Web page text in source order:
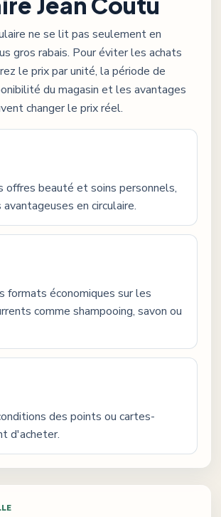
ne se lit pas seulement en
gros rabais. Pour éviter les achats
le prix par unité, la période de
du magasin et les avantages
changer le prix réel.
offres beauté et soins personnels,
en circulaire.
formats économiques sur les
comme shampooing, savon ou
des points ou cartes-
d'acheter.